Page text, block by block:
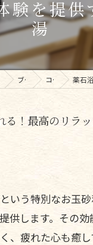
験を提供
湯
ブログ コラム 薬石浴で癒さ
る！最高のリラ
いう特別なお玉
供します。その
、疲れた心も癒し